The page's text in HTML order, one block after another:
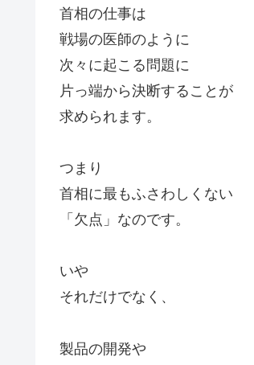
首相の仕事は
戦場の医師のように
次々に起こる問題に
片っ端から決断することが
求められます。
つまり
首相に最もふさわしくない
「欠点」なのです。
いや
それだけでなく、
製品の開発や